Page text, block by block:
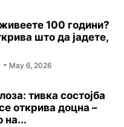
100 години?
што да јадете,
- May 6, 2026
тивка состојба
открива доцна –
на...